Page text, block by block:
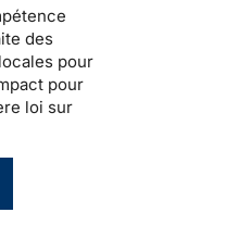
des
pour
pour
loi sur